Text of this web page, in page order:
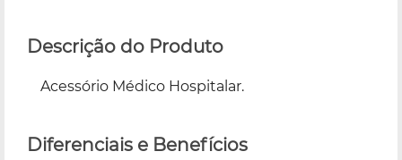
Descrição do Produto
Acessório Médico Hospitalar.
Diferenciais e Benefícios